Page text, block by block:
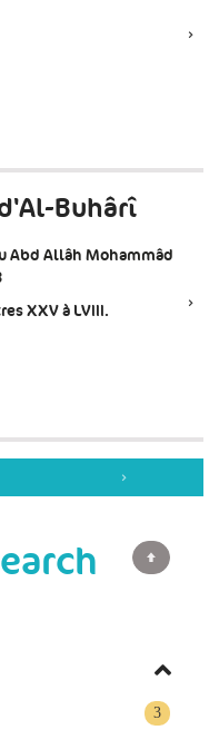
Buhârî
Abd Allâh Mohammâd
XXV à LVIII.
3